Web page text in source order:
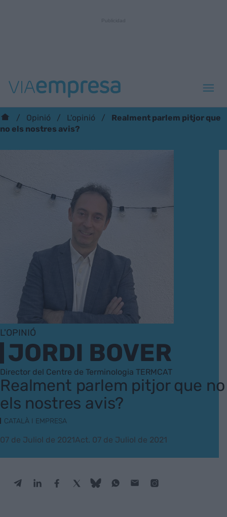
Opinió L'opinió
Realment parlem pitjor que
no els nostres avis?
L'OPINIÓ
JORDI BOVER
Director del Centre de Terminologia TERMCAT
Realment parlem pitjor que no
els nostres avis?
CATALÀ I EMPRESA
07 de Juliol de 2021Act. 07 de Juliol de 2021